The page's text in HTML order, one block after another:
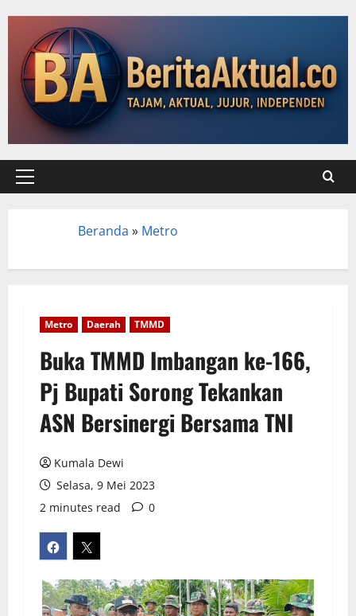
Beranda » Metro
Metro Daerah TMMD
Buka TMMD Imbangan ke-166,
Pj Bupati Sorong Tekankan
ASN Bersinergi Bersama TNI
Kumala Dewi
Selasa, 9 Mei 2023
2 minutes read
0